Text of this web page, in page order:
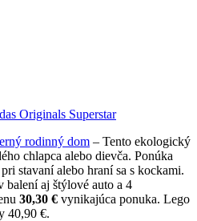
Originals Superstar
rodinný dom – Tento ekologický
chlapca alebo dievča. Ponúka
stavaní alebo hraní sa s kockami.
balení aj štýlové auto a 4
30,30 € vynikajúca ponuka. Lego
40,90 €.